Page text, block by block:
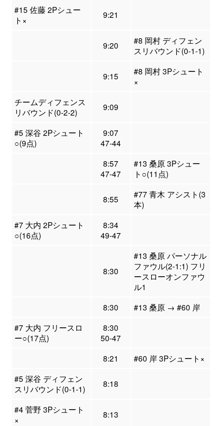
#15 佐藤 2Pシュー
ト×
9:21
9:20
#8 岡村 ディフェン
スリバウンド(0-1-1)
9:15
#8 岡村 3Pシュート
×
チームディフェンス
リバウンド(0-2-2)
9:09
#5 深谷 2Pシュート
○(9点)
9:07
47-44
8:57
47-47
#13 桑原 3Pシュー
ト○(11点)
8:55
#77 青木 アシスト(3
本)
#7 大内 2Pシュート
○(16点)
8:34
49-47
8:30
#13 桑原 パーソナル
ファウル(2-1:1) フリ
ースローオンファウ
ル1
8:30
#13 桑原 → #60 岸
#7 大内 フリースロ
ー○(17点)
8:30
50-47
8:21
#60 岸 3Pシュート×
#5 深谷 ディフェン
スリバウンド(0-1-1)
8:18
#4 菅野 3Pシュート
×
8:13